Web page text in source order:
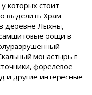
которых стоит
выделить Храм
деревне Лыхны,
рощи в
монастырь в
форелевое
и другие интересные